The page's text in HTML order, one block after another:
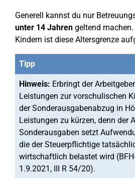
Generell kannst du nur
unter 14 Jahren geltend
Kindern ist diese Altersgrenze
Tipp
Hinweis: Erbringt der
Leistungen zur vorschulischen
der Sonderausgabenabzug in
Leistungen zu kürzen, denn der
Sonderausgaben setzt
die der Steuerpflichtige
wirtschaftlich belastet wird
1.9.2021, III R 54/20).